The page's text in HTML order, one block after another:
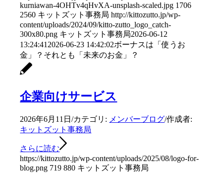
kurniawan-4OHTv4qHvXA-unsplash-scaled.jpg 1706
2560 キットズット事務局 http://kittozutto.jp/wp-
content/uploads/2024/09/kitto-zutto_logo_catch-
300x80.png キットズット事務局2026-06-12
13:24:41 2026-06-23 14:42:02ボーナスは「使うお
金」？それとも「未来のお金」？
企業向けサービス
2026年6月11日/カテゴリ: メンバーブログ/作成者:
キットズット事務局
さらに読む
https://kittozutto.jp/wp-content/uploads/2025/08/logo-for-
blog.png 719 880 キットズット事務局